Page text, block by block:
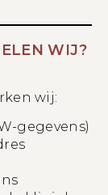
WIJ?
wij:
gegevens)